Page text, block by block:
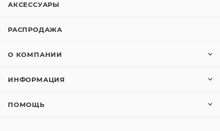
АКСЕССУАРЫ
РАСПРОДАЖА
О КОМПАНИИ
ИНФОРМАЦИЯ
ПОМОЩЬ